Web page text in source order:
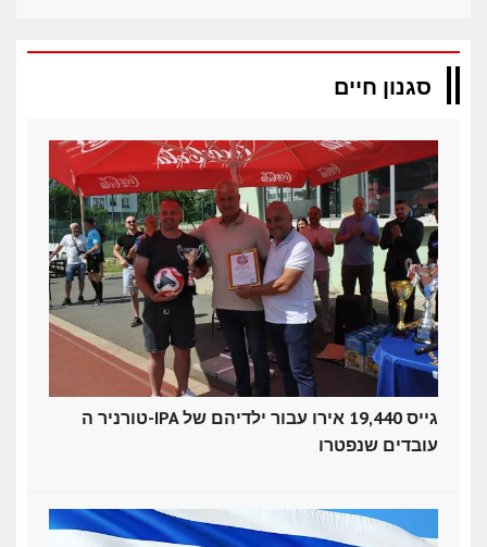
סגנון חיים
טורניר ה-IPA גייס 19,440 אירו עבור ילדיהם של
עובדים שנפטרו